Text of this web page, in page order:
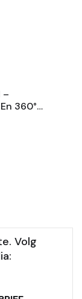
AAN
–
360°
Volg